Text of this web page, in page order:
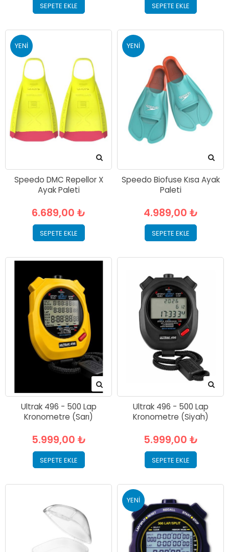
SEPETE EKLE SEPETE EKLE
YENI
Speedo DMC Repellor X
Ayak Paleti
6.689,00 ₺
SEPETE EKLE
YENI
Speedo Biofuse Kısa Ayak
Paleti
4.989,00 ₺
SEPETE EKLE
Ultrak 496 - 500 Lap
Kronometre (Sarı)
5.999,00 ₺
SEPETE EKLE
Ultrak 496 - 500 Lap
Kronometre (Siyah)
5.999,00 ₺
SEPETE EKLE
YENI